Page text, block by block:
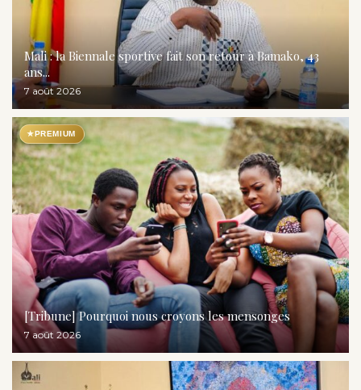
Mali : la Biennale sportive fait son retour à Bamako, 43
ans...
7 août 2026
★PREMIUM
[Tribune] Pourquoi nous croyons les mensonges
7 août 2026